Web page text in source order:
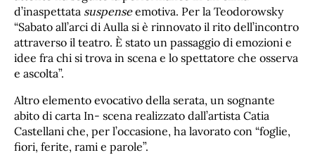
d’inaspettata suspenseemotiva. Per la Teodorowsky
“Sabato all’arci di Aulla si è rinnovato il rito dell’incontro
attraverso il teatro. È stato un passaggio di emozioni e
idee fra chi si trova in scena e lo spettatore che osserva
e ascolta”.
Altro elemento evocativo della serata, un sognante
abito di carta In- scena realizzato dall’artista Catia
Castellani che, per l’occasione, ha lavorato con “foglie,
fiori, ferite, rami e parole”.